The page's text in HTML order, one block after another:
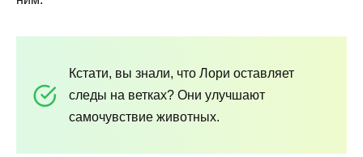
Кстати, вы знали, что Лори оставляет
следы на ветках? Они улучшают
самочувствие животных.